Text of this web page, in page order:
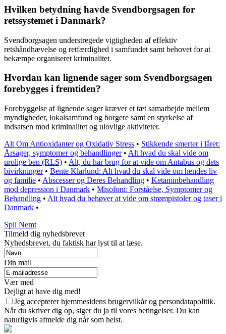
Hvilken betydning havde Svendborgsagen for
retssystemet i Danmark?
Svendborgsagen understregede vigtigheden af effektiv
retshåndhævelse og retfærdighed i samfundet samt behovet for at
bekæmpe organiseret kriminalitet.
Hvordan kan lignende sager som Svendborgsagen
forebygges i fremtiden?
Forebyggelse af lignende sager kræver et tæt samarbejde mellem
myndigheder, lokalsamfund og borgere samt en styrkelse af
indsatsen mod kriminalitet og ulovlige aktiviteter.
Alt Om Antioxidanter og Oxidativ Stress • Stikkende smerter i låret:
Årsager, symptomer og behandlinger• Alt hvad du skal vide om
urolige ben (RLS) • Alt, du har brug for at vide om Antabus og dets
bivirkninger• Bente Klarlund: Alt hvad du skal vide om hendes liv
og familie • Abscesser og Deres Behandling • Ketaminbehandling
mod depression i Danmark • Misofoni: Forståelse, Symptomer og
Behandling • Alt hvad du behøver at vide om strømpistoler og taser i
Danmark •
Spil Nemt
Tilmeld dig nyhedsbrevet
Nyhedsbrevet, du faktisk har lyst til at læse.
Din mail
Vær med
Dejligt at have dig med!
Jeg accepterer hjemmesidens brugervilkår og persondatapolitik.
Når du skriver dig op, siger du ja til vores betingelser. Du kan
naturligvis afmelde dig når som helst.